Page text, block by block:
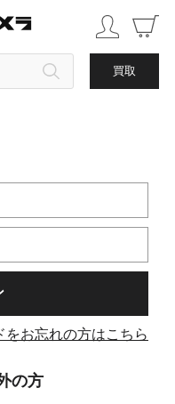
買取
をお忘れの方はこちら
の方